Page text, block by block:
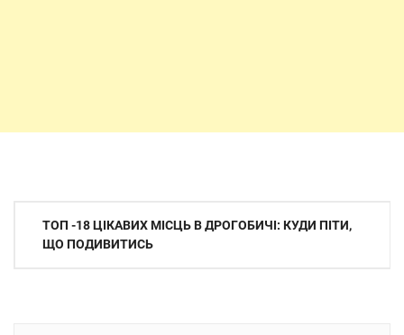
Навігація
записів
ТОП -18 ЦІКАВИХ МІСЦЬ В ДРОГОБИЧІ: КУДИ ПІТИ,
ЩО ПОДИВИТИСЬ